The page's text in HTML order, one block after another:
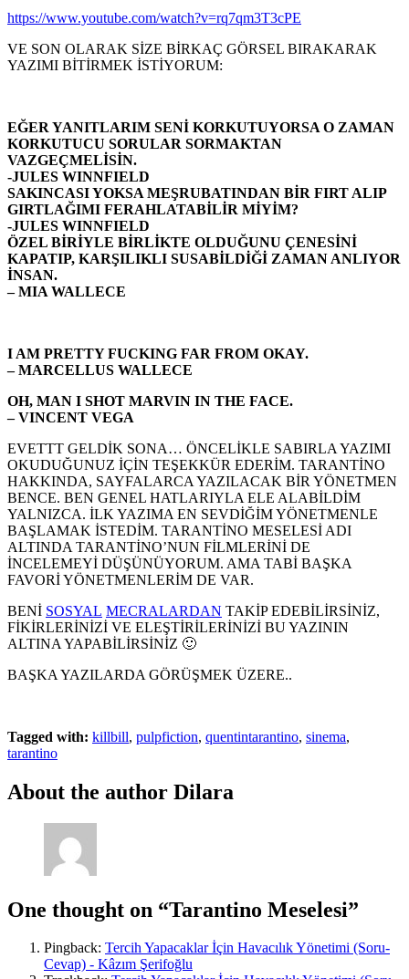
https://www.youtube.com/watch?v=rq7qm3T3cPE
VE SON OLARAK SİZE BİRKAÇ GÖRSEL BIRAKARAK
YAZIMI BİTİRMEK İSTİYORUM:
EĞER YANITLARIM SENİ KORKUTUYORSA O ZAMAN
KORKUTUCU SORULAR SORMAKTAN
VAZGEÇMELİSİN.
-JULES WINNFIELD
SAKINCASI YOKSA MEŞRUBATINDAN BİR FIRT ALIP
GIRTLAĞIMI FERAHLATABİLİR MİYİM?
-JULES WINNFIELD
ÖZEL BİRİYLE BİRLİKTE OLDUĞUNU ÇENESİNİ
KAPATIP, KARŞILIKLI SUSABİLDİĞİ ZAMAN ANLIYOR
İNSAN.
– MIA WALLECE
I AM PRETTY FUCKING FAR FROM OKAY.
– MARCELLUS WALLECE
OH, MAN I SHOT MARVIN IN THE FACE.
– VINCENT VEGA
EVETTT GELDİK SONA… ÖNCELİKLE SABIRLA YAZIMI
OKUDUĞUNUZ İÇİN TEŞEKKÜR EDERİM. TARANTİNO
HAKKINDA, SAYFALARCA YAZILACAK BİR YÖNETMEN
BENCE. BEN GENEL HATLARIYLA ELE ALABİLDİM
YALNIZCA. İLK YAZIMA EN SEVDİĞİM YÖNETMENLE
BAŞLAMAK İSTEDİM. TARANTİNO MESELESİ ADI
ALTINDA TARANTİNO’NUN FİLMLERİNİ DE
İNCELEMEYİ DÜŞÜNÜYORUM. AMA TABİ BAŞKA
FAVORİ YÖNETMENLERİM DE VAR.
BENİ SOSYAL MECRALARDAN TAKİP EDEBİLİRSİNİZ,
FİKİRLERİNİZİ VE ELEŞTİRİLERİNİZİ BU YAZININ
ALTINA YAPABİLİRSİNİZ 🙂
BAŞKA YAZILARDA GÖRÜŞMEK ÜZERE..
Tagged with: killbill, pulpfiction, quentintarantino, sinema,
tarantino
About the author Dilara
One thought on “Tarantino Meselesi”
Pingback: Tercih Yapacaklar İçin Havacılık Yönetimi (Soru-
Cevap) - Kâzım Şerifoğlu